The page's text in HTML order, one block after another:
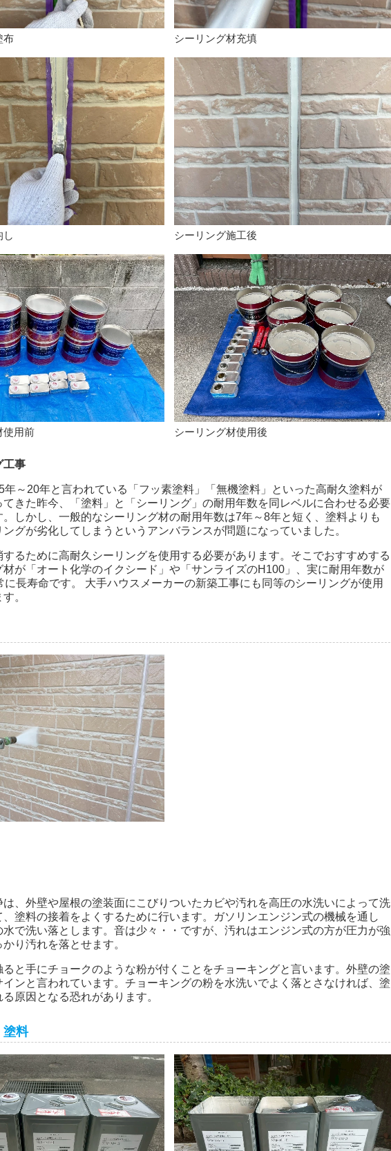
布 シーリング材充填
し シーリング施工後
使用前 シーリング材使用後
工事
年～20年と言われている「フッ素塗料」「無機塗料」といった高耐久塗料が
てきた昨今、「塗料」と「シーリング」の耐用年数を同レベルに合わせる必要
。しかし、一般的なシーリング材の耐用年数は7年～8年と短く、塗料よりも
ングが劣化してしまうというアンバランスが問題になっていました。
するために高耐久シーリングを使用する必要があります。そこでおすすめする
材が「オート化学のイクシード」や「サンライズのH100」、実に耐用年数が
に長寿命です。 大手ハウスメーカーの新築工事にも同等のシーリングが使用
。
、外壁や屋根の塗装面にこびりついたカビや汚れを高圧の水洗いによって洗
、塗料の接着をよくするために行います。ガソリンエンジン式の機械を通し
水で洗い落とします。音は少々・・ですが、汚れはエンジン式の方が圧力が強
り汚れを落とせます。
と手にチョークのような粉が付くことをチョーキングと言います。外壁の塗
インと言われています。チョーキングの粉を水洗いでよく落とさなければ、塗
原因となる恐れがあります。
料